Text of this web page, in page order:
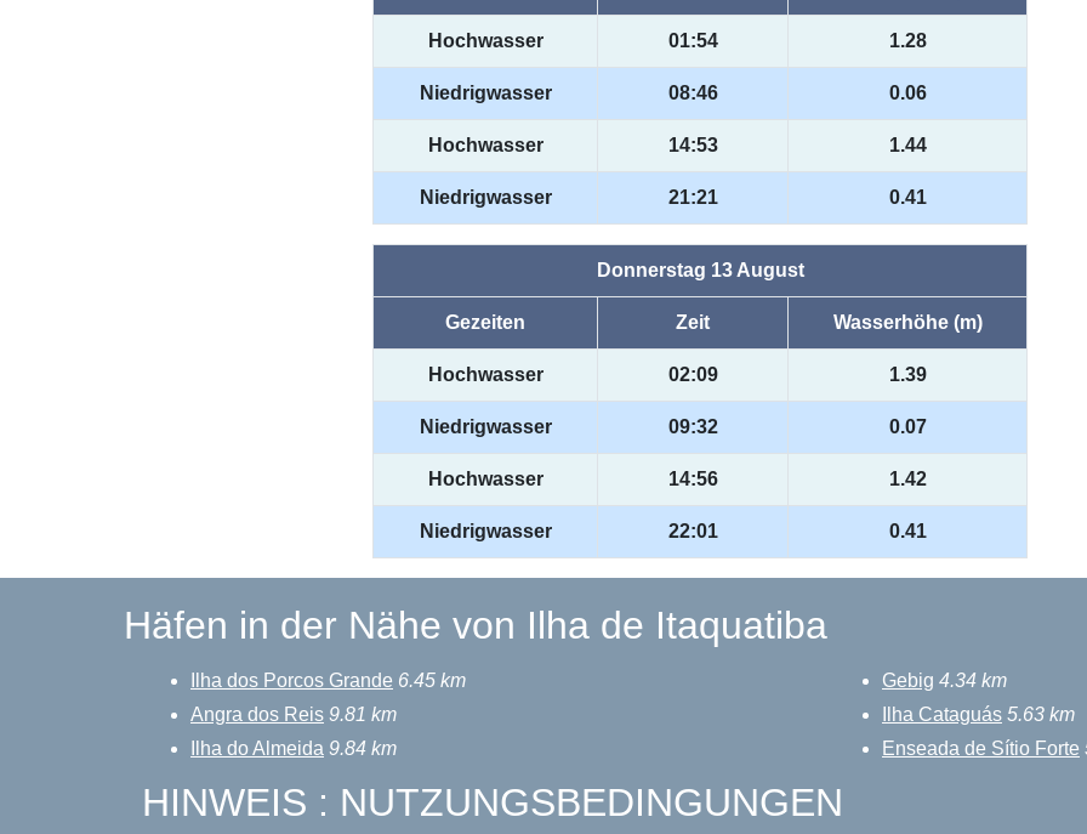
Hochwasser 01:54 1.28
Niedrigwasser 08:46 0.06
Hochwasser 14:53 1.44
Niedrigwasser 21:21 0.41
Donnerstag 13 August
Gezeiten Zeit Wasserhöhe (m)
Hochwasser 02:09 1.39
Niedrigwasser 09:32 0.07
Hochwasser 14:56 1.42
Niedrigwasser 22:01 0.41
Häfen in der Nähe von Ilha de Itaquatiba
Ilha dos Porcos Grande 6.45 km
Angra dos Reis 9.81 km
Ilha do Almeida 9.84 km
Gebig 4.34 km
Ilha Cataguás 5.63 km
Enseada de Sítio Forte
HINWEIS : NUTZUNGSBEDINGUNGEN